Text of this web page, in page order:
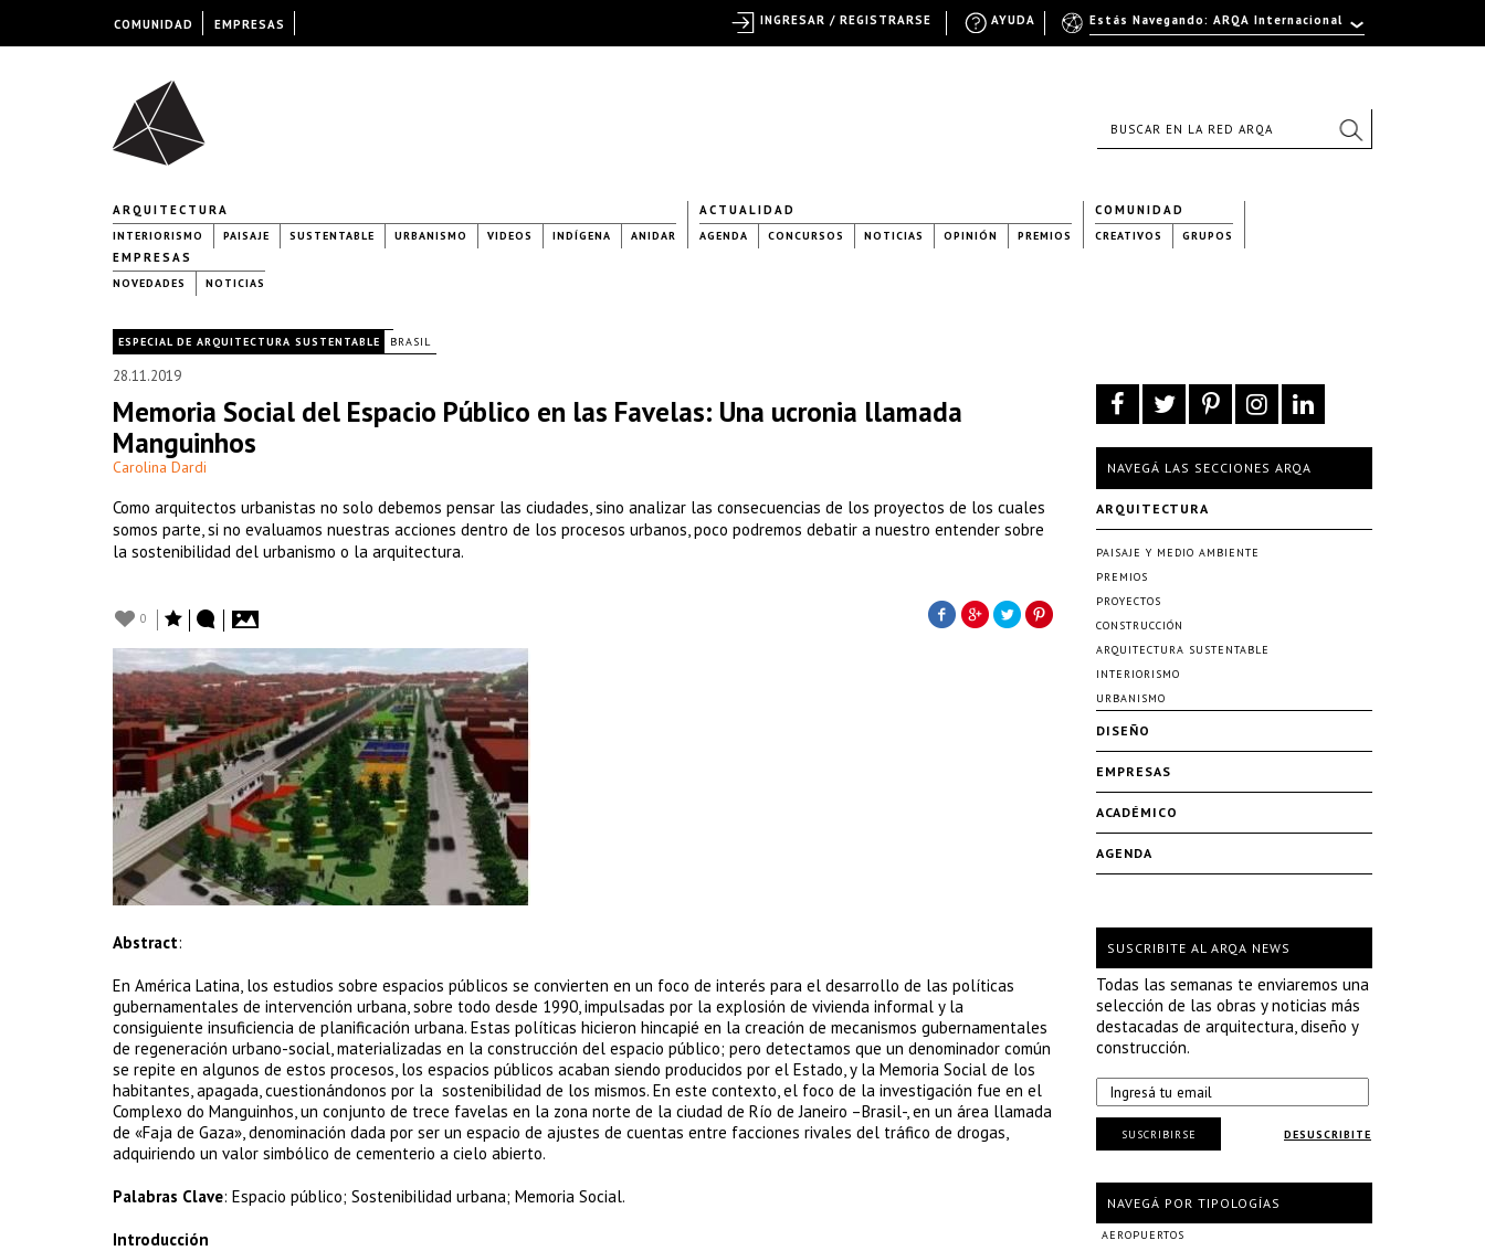
ARQUITECTURA
INTERIORISMO PAISAJE SUSTENTABLE URBANISMO VIDEOS INDÍGENA ANIDAR
ACTUALIDAD
AGENDA CONCURSOS NOTICIAS OPINIÓN PREMIOS
COMUNIDAD
CREATIVOS GRUPOS
EMPRESAS
NOVEDADES NOTICIAS
ESPECIAL DE ARQUITECTURA SUSTENTABLE BRASIL
28.11.2019
Memoria Social del Espacio Público en las Favelas: Una ucronia llamada
Manguinhos
Carolina Dardi
Como arquitectos urbanistas no solo debemos pensar las ciudades, sino analizar las consecuencias de los proyectos de los cuales
somos parte, si no evaluamos nuestras acciones dentro de los procesos urbanos, poco podremos debatir a nuestro entender sobre
la sostenibilidad del urbanismo o la arquitectura.
0
Abstract:
En América Latina, los estudios sobre espacios públicos se convierten en un foco de interés para el desarrollo de las políticas
gubernamentales de intervención urbana, sobre todo desde 1990, impulsadas por la explosión de vivienda informal y la
consiguiente insuficiencia de planificación urbana. Estas políticas hicieron hincapié en la creación de mecanismos gubernamentales
de regeneración urbano-social, materializadas en la construcción del espacio público; pero detectamos que un denominador común
se repite en algunos de estos procesos, los espacios públicos acaban siendo producidos por el Estado, y la Memoria Social de los
habitantes, apagada, cuestionándonos por la sostenibilidad de los mismos. En este contexto, el foco de la investigación fue en el
Complexo do Manguinhos, un conjunto de trece favelas en la zona norte de la ciudad de Río de Janeiro –Brasil-, en un área llamada
de «Faja de Gaza», denominación dada por ser un espacio de ajustes de cuentas entre facciones rivales del tráfico de drogas,
adquiriendo un valor simbólico de cementerio a cielo abierto.
Palabras Clave: Espacio público; Sostenibilidad urbana; Memoria Social.
Introducción
NAVEGÁ LAS SECCIONES ARQA
ARQUITECTURA
PAISAJE Y MEDIO AMBIENTE
PREMIOS
PROYECTOS
CONSTRUCCIÓN
ARQUITECTURA SUSTENTABLE
INTERIORISMO
URBANISMO
DISEÑO
EMPRESAS
ACADÉMICO
AGENDA
SUSCRIBITE AL ARQA NEWS
Todas las semanas te enviaremos una
selección de las obras y noticias más
destacadas de arquitectura, diseño y
construcción.
DESUSCRIBITE
SUSCRIBIRSE
NAVEGÁ POR TIPOLOGÍAS
AEROPUERTOS
COMUNIDAD EMPRESAS Estás Navegando: ARQA Internacional
AYUDA
INGRESAR / REGISTRARSE